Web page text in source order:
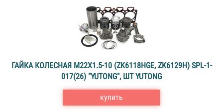
ГАЙКА КОЛЕСНАЯ M22X1.5-10 (ZK6118HGE, ZK6129H) SPL-1-
017(26) "YUTONG", ШТ YUTONG
купить